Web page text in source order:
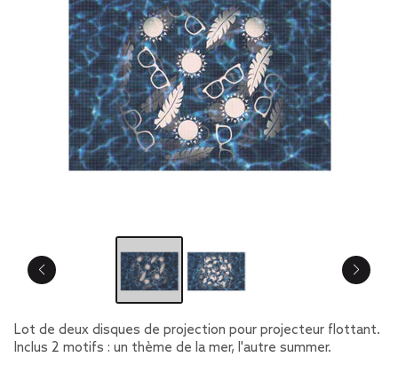
Lot de deux disques de projection pour projecteur flottant.
Inclus 2 motifs : un thème de la mer, l'autre summer.